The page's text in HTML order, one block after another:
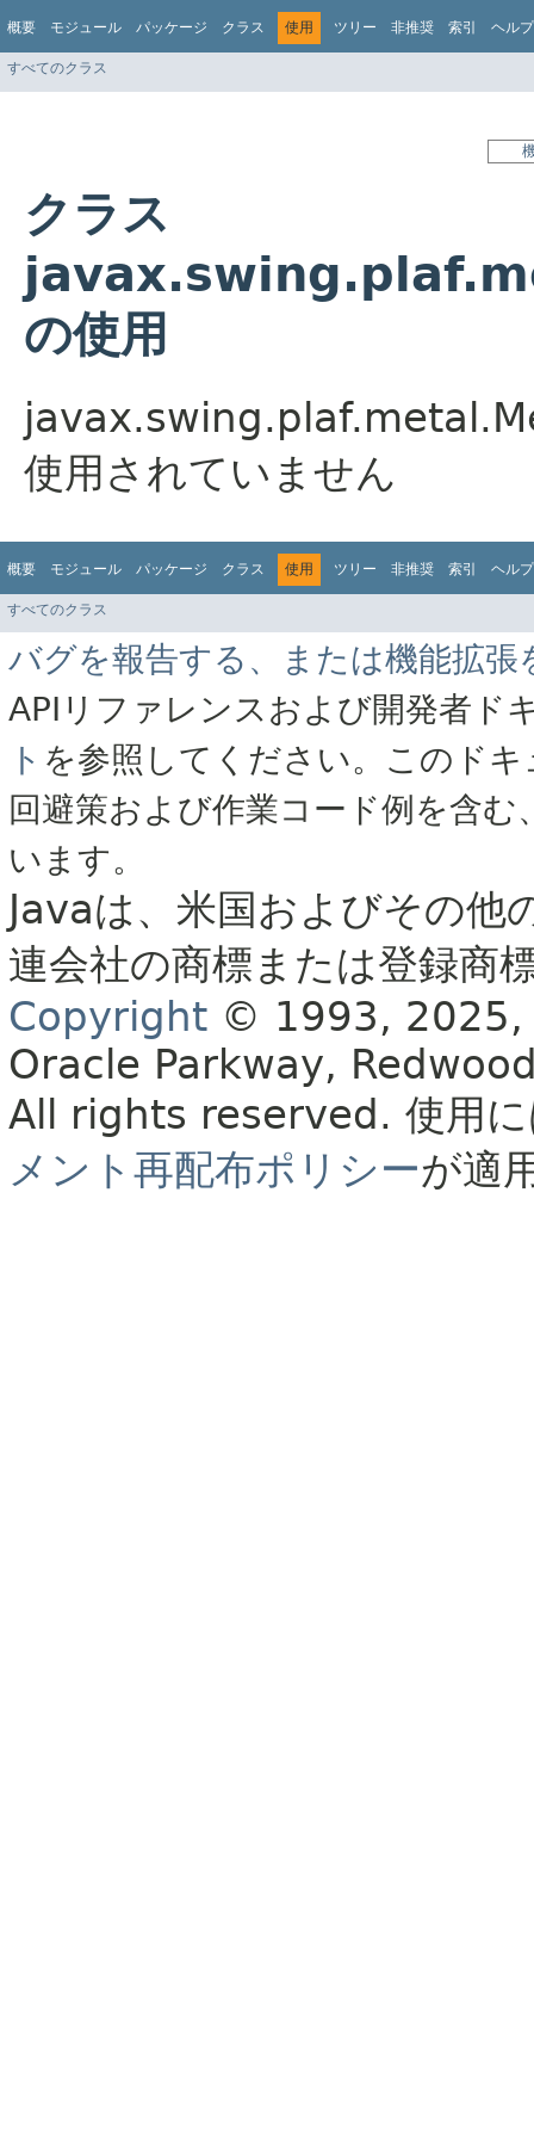
概要 モジュール パッケージ クラス 使用 ツリー 非推奨 索引 ヘルプ
すべてのクラス
クラス
の使用
使用されていません
概要 モジュール パッケージ クラス 使用 ツリー 非推奨 索引 ヘルプ
すべてのクラス
バグを報告する、または機能拡張
APIリファレンスおよび開発者ド
ト を参照してください。このド
回避策および作業コード例を含
います。
Javaは、米国およびその
連会社の商標または登録商
Copyright © 1993, 2025,
Oracle Parkway,
All rights reserved. 使用
メント再配布ポリシーが適